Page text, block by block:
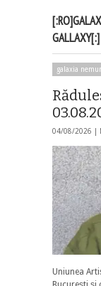
GALLAXY[:]
galaxia
04/08/2026 |
Uniunea